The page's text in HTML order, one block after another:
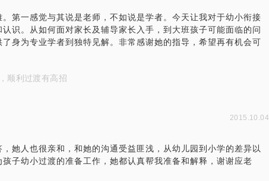
第一感觉与其说是老师，不如说是学者。今天让我对于幼小衔接
识。从如何面对家长及辅导家长入手，到大班孩子可能面临的问
身为专业学者到独特见解。非常感谢她的指导，希望再有机会可
顺利过渡有高招
2015.10.04
她人也很亲和，和她的沟通受益匪浅，从幼儿园到小学的差异以
子幼小过渡的准备工作，她都认真帮我准备和解释，谢谢应老